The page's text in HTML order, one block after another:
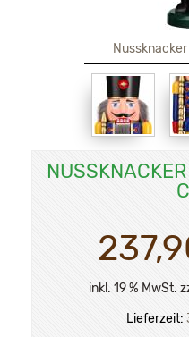
inkl. 19 % MwSt.
Lieferzeit: